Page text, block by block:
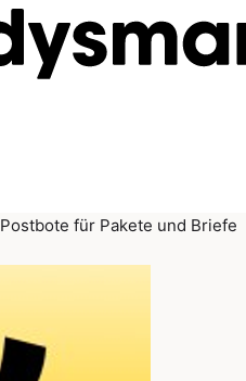
Postbote für Pakete und Briefe